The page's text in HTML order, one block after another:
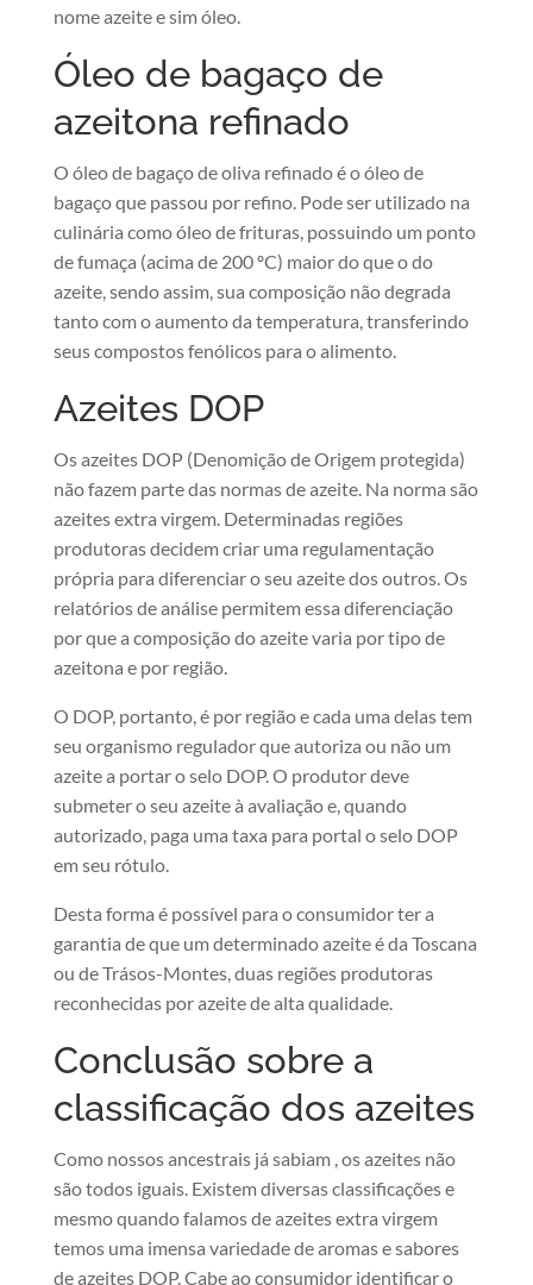
nome azeite e sim óleo.
Óleo de bagaço de
azeitona refinado
O óleo de bagaço de oliva refinado é o óleo de
bagaço que passou por refino. Pode ser utilizado na
culinária como óleo de frituras, possuindo um ponto
de fumaça (acima de 200 ºC) maior do que o do
azeite, sendo assim, sua composição não degrada
tanto com o aumento da temperatura, transferindo
seus compostos fenólicos para o alimento.
Azeites DOP
Os azeites DOP (Denomição de Origem protegida)
não fazem parte das normas de azeite. Na norma são
azeites extra virgem. Determinadas regiões
produtoras decidem criar uma regulamentação
própria para diferenciar o seu azeite dos outros. Os
relatórios de análise permitem essa diferenciação
por que a composição do azeite varia por tipo de
azeitona e por região.
O DOP, portanto, é por região e cada uma delas tem
seu organismo regulador que autoriza ou não um
azeite a portar o selo DOP. O produtor deve
submeter o seu azeite à avaliação e, quando
autorizado, paga uma taxa para portal o selo DOP
em seu rótulo.
Desta forma é possível para o consumidor ter a
garantia de que um determinado azeite é da Toscana
ou de Trásos-Montes, duas regiões produtoras
reconhecidas por azeite de alta qualidade.
Conclusão sobre a
classificação dos azeites
Como nossos ancestrais já sabiam , os azeites não
são todos iguais. Existem diversas classificações e
mesmo quando falamos de azeites extra virgem
temos uma imensa variedade de aromas e sabores
de azeites DOP. Cabe ao consumidor identificar o